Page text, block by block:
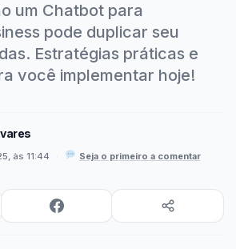
um Chatbot para
pode duplicar seu
Estratégias práticas e
você implementar hoje!
às 11:44 · Seja o primeiro a comentar